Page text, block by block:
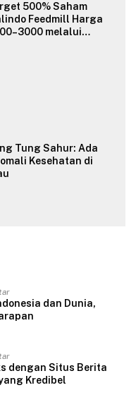
500% Saham
Feedmill Harga
melalui
Tung Sahur: Ada
Kesehatan di
dan Dunia,
dengan Situs Berita
Kredibel